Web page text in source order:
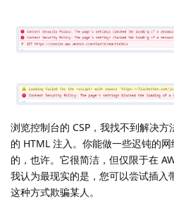
浏览控制台的 CSP，我找不到解决
的 HTML 注入。你能做一些迟钝的
的，也许。它很简洁，但仅限于在
我认为最现实的是，您可以尝试插入
这种方式欺骗某人。